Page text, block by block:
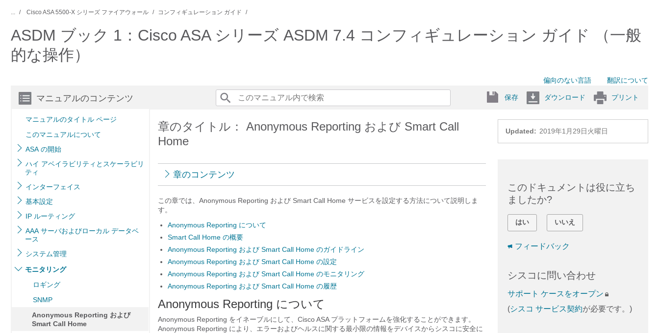
... Cisco ASA 5500-X シリーズ ファイアウォール コンフィギュレーション ガイド
ASDM ブック 1：Cisco ASA シリーズ ASDM 7.4 コンフィギュレーション ガイド （一般
的な操作）
偏向のない言語 翻訳について
マニュアルのコンテンツ
マニュアルのタイトル ページ
このマニュアルについて
ASA の開始
ハイ アベイラビリティとスケーラビリ
ティ
インターフェイス
基本設定
IP ルーティング
AAA サーバおよびローカル データベ
ース
システム管理
モニタリング
ロギング
SNMP
Anonymous Reporting および
Smart Call Home
保存 ダウンロード プリント
Updated: 2019年1月29日火曜日
章のタイトル： Anonymous Reporting および Smart Call
Home
章のコンテンツ
この章では、Anonymous Reporting および Smart Call Home サービスを設定する方法について説明しま
す。
Anonymous Reporting について
Smart Call Home の概要
Anonymous Reporting および Smart Call Home のガイドライン
Anonymous Reporting および Smart Call Home の設定
Anonymous Reporting および Smart Call Home のモニタリング
Anonymous Reporting および Smart Call Home の履歴
Anonymous Reporting について
Anonymous Reporting をイネーブルにして、Cisco ASA プラットフォームを強化することができます。
Anonymous Reporting により、エラーおよびヘルスに関する最小限の情報をデバイスからシスコに安全に
このドキュメントは役に立ち
ましたか?
はい いいえ
フィードバック
シスコに問い合わせ
サポート ケースをオープン
(シスコ サービス契約が必要です。)